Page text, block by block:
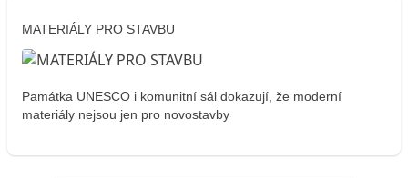
MATERIÁLY PRO STAVBU
Památka UNESCO i komunitní sál dokazují, že moderní
materiály nejsou jen pro novostavby